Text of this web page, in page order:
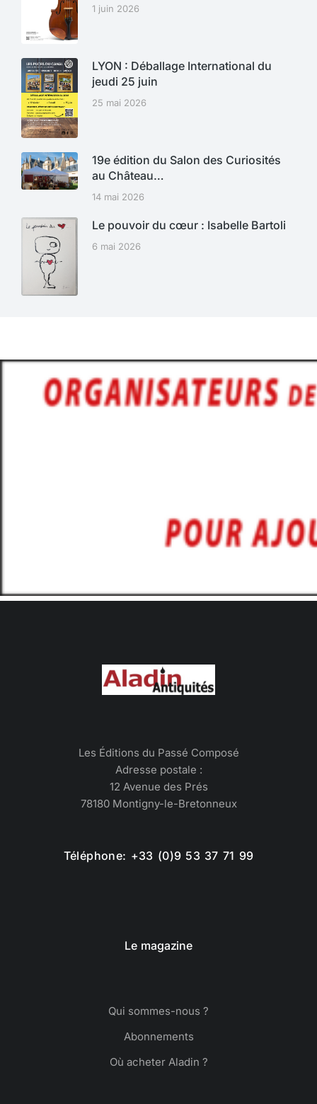
1 juin 2026
LYON : Déballage International du
jeudi 25 juin
25 mai 2026
19e édition du Salon des Curiosités
au Château…
14 mai 2026
Le pouvoir du cœur : Isabelle Bartoli
6 mai 2026
Les Éditions du Passé Composé
Adresse postale :
12 Avenue des Prés
78180 Montigny-le-Bretonneux
Téléphone: +33 (0)9 53 37 71 99
Le magazine
Qui sommes-nous ?
Abonnements
Où acheter Aladin ?